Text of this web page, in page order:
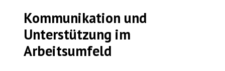
Kommunikation und
Unterstützung im
Arbeitsumfeld